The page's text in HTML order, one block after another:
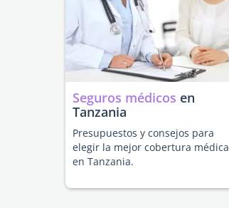
Seguros médicos en
Tanzania
Presupuestos y consejos para
elegir la mejor cobertura médica
en Tanzania.